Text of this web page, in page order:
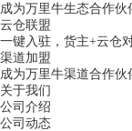
成为万里牛生态合作伙
云仓联盟
一键入驻，货主+云仓
渠道加盟
成为万里牛渠道合作伙
关于我们
公司介绍
公司动态